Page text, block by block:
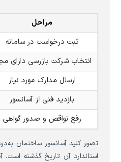
مراحل
ثبت درخواست در سامانه
انتخاب شرکت بازرسی دارای
ارسال مدارک مورد نیاز
بازدید فنی از آسانسور
رفع نواقص و صدور گواهی
تصور کنید آسانسور ساختمان
استاندارد آن تاریخ گذشته